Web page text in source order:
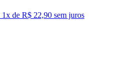
1x de R$ 22,90 sem juros